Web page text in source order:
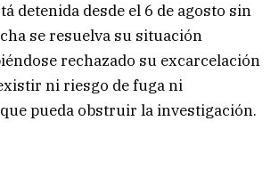
detenida desde el 6 de agosto sin
se resuelva su situación
rechazado su excarcelación
ni riesgo de fuga ni
pueda obstruir la investigación.